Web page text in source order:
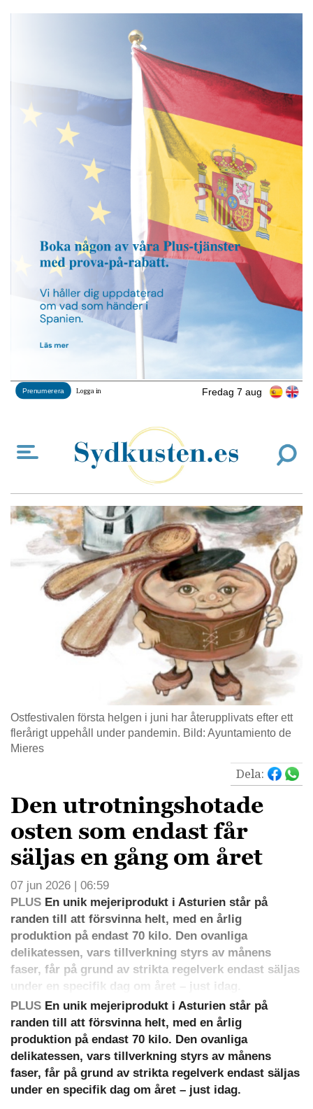
Fredag 7 aug
Prenumerera Logga in
Ostfestivalen första helgen i juni har återupplivats efter ett
flerårigt uppehåll under pandemin. Bild: Ayuntamiento de
Mieres
Dela:
Den utrotningshotade
osten som endast får
säljas en gång om året
07 jun 2026 | 06:59
PLUS En unik mejeriprodukt i Asturien står på
randen till att försvinna helt, med en årlig
produktion på endast 70 kilo. Den ovanliga
delikatessen, vars tillverkning styrs av månens
faser, får på grund av strikta regelverk endast säljas
under en specifik dag om året – just idag.
PLUS En unik mejeriprodukt i Asturien står på
randen till att försvinna helt, med en årlig
produktion på endast 70 kilo. Den ovanliga
delikatessen, vars tillverkning styrs av månens
faser, får på grund av strikta regelverk endast säljas
under en specifik dag om året – just idag.